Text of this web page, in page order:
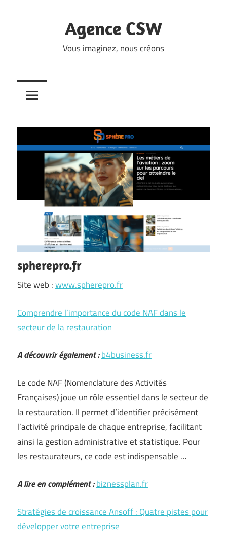
Agence CSW
Vous imaginez, nous créons
spherepro.fr
Site web :www.spherepro.fr
Comprendre l’importance du code NAF dans le
secteur de la restauration
A découvrir également :b4business.fr
Le code NAF (Nomenclature des Activités
Françaises) joue un rôle essentiel dans le secteur de
la restauration. Il permet d’identifier précisément
l’activité principale de chaque entreprise, facilitant
ainsi la gestion administrative et statistique. Pour
les restaurateurs, ce code est indispensable …
A lire en complément :biznessplan.fr
Stratégies de croissance Ansoff : Quatre pistes pour
développer votre entreprise